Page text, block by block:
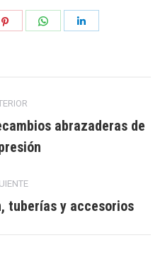
Compartir Compartir
Publicación
anterior:
abrazaderas de
Publicación
tuberías y accesorios